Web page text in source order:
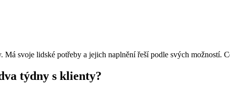
Má svoje lidské potřeby a jejich naplnění řeší podle svých možností.
týdny s klienty?